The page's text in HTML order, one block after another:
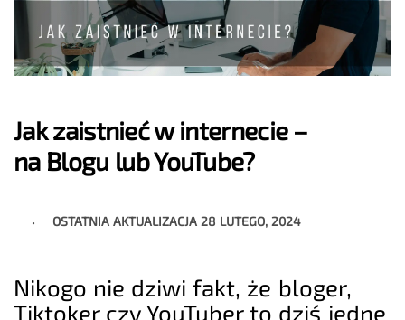
Jak zaistnieć w internecie –
na Blogu lub YouTube?
OSTATNIA AKTUALIZACJA28 LUTEGO, 2024
Nikogo nie dziwi fakt, że bloger,
Tiktoker czy YouTuber to dziś jedne